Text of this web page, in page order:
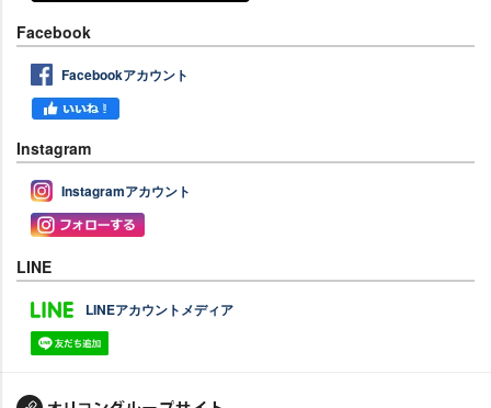
Facebook
Facebookアカウント
Instagram
Instagramアカウント
LINE
LINEアカウントメディア